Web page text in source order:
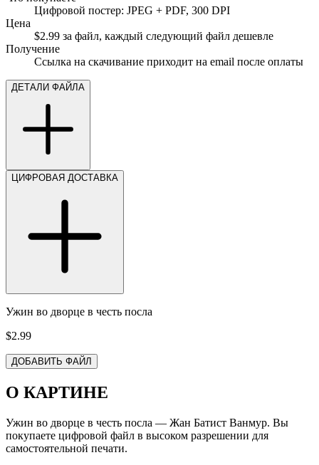
Цифровой постер: JPEG + PDF, 300 DPI
Цена
$2.99 за файл, каждый следующий файл дешевле
Получение
Ссылка на скачивание приходит на email после оплаты
ДЕТАЛИ ФАЙЛА
ЦИФРОВАЯ ДОСТАВКА
Ужин во дворце в честь посла
$2.99
ДОБАВИТЬ ФАЙЛ
О КАРТИНЕ
Ужин во дворце в честь посла — Жан Батист Ванмур. Вы
покупаете цифровой файл в высоком разрешении для
самостоятельной печати.